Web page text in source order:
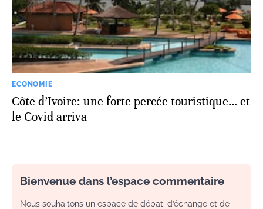
ECONOMIE
Côte d’Ivoire: une forte percée touristique… et
le Covid arriva
Bienvenue dans l’espace commentaire
Nous souhaitons un espace de débat, d’échange et de